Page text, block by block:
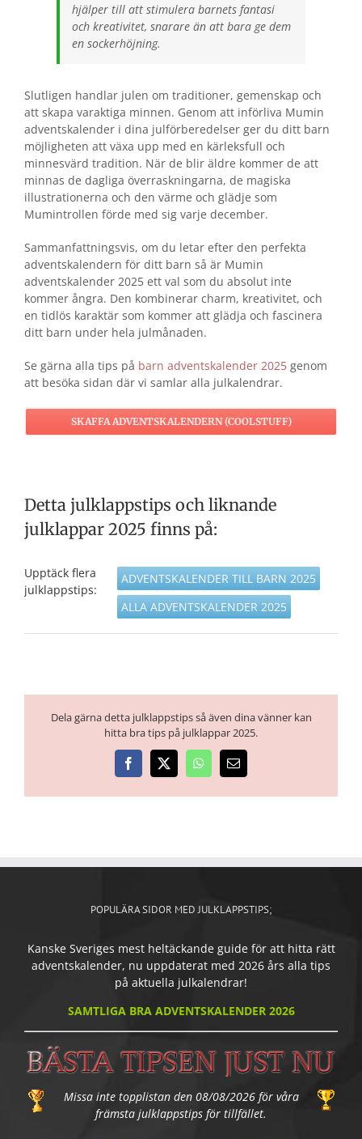
hjälper till att stimulera barnets fantasi
och kreativitet, snarare än att bara ge dem
en sockerhöjning.
Slutligen handlar julen om traditioner, gemenskap och
att skapa varaktiga minnen. Genom att införliva Mumin
adventskalender i dina julförberedelser ger du ditt barn
möjligheten att växa upp med en kärleksfull och
minnesvärd tradition. När de blir äldre kommer de att
minnas de dagliga överraskningarna, de magiska
illustrationerna och den värme och glädje som
Mumintrollen förde med sig varje december.
Sammanfattningsvis, om du letar efter den perfekta
adventskalendern för ditt barn så är Mumin
adventskalender 2025 ett val som du absolut inte
kommer ångra. Den kombinerar charm, kreativitet, och
en tidlös karaktär som kommer att glädja och fascinera
ditt barn under hela julmånaden.
Se gärna alla tips på barn adventskalender 2025 genom
att besöka sidan där vi samlar alla julkalendrar.
SKAFFA ADVENTSKALENDERN (COOLSTUFF)
Detta julklappstips och liknande
julklappar 2025 finns på:
Upptäck flera
julklappstips:
ADVENTSKALENDER TILL BARN 2025
ALLA ADVENTSKALENDER 2025
Dela gärna detta julklappstips så även dina vänner kan
hitta bra tips på julklappar 2025.
Facebook
X WhatsApp
E-
POPULÄRA SIDOR MED JULKLAPPSTIPS;
Kanske Sveriges mest heltäckande guide för att hitta rätt
adventskalender, nu uppdaterat med 2026 års alla tips
på aktuella julkalendrar!
SAMTLIGA BRA ADVENTSKALENDER 2026
Missa inte topplistan den 08/08/2026 för våra
främsta julklappstips för tillfället.